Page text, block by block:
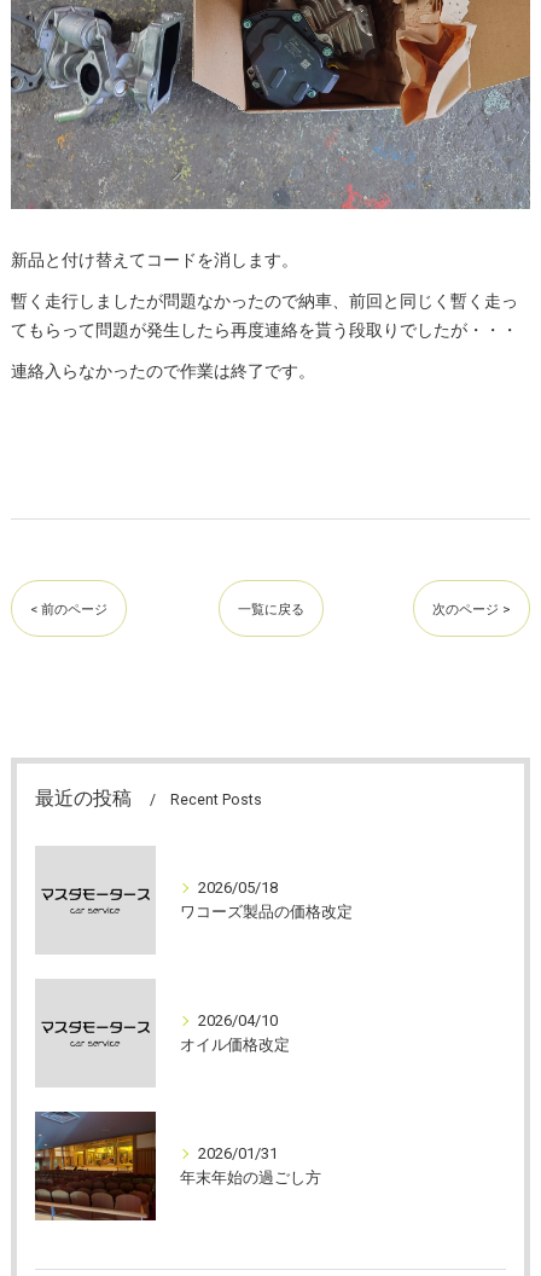
新品と付け替えてコードを消します。
暫く走行しましたが問題なかったので納車、前回と同じく暫く走っ
てもらって問題が発生したら再度連絡を貰う段取りでしたが・・・
連絡入らなかったので作業は終了です。
< 前のページ 一覧に戻る 次のページ >
最近の投稿 Recent Posts
2026/05/18
ワコーズ製品の価格改定
2026/04/10
オイル価格改定
2026/01/31
年末年始の過ごし方